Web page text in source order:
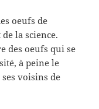
oeufs de
la science.
des oeufs qui se
à peine le
voisins de